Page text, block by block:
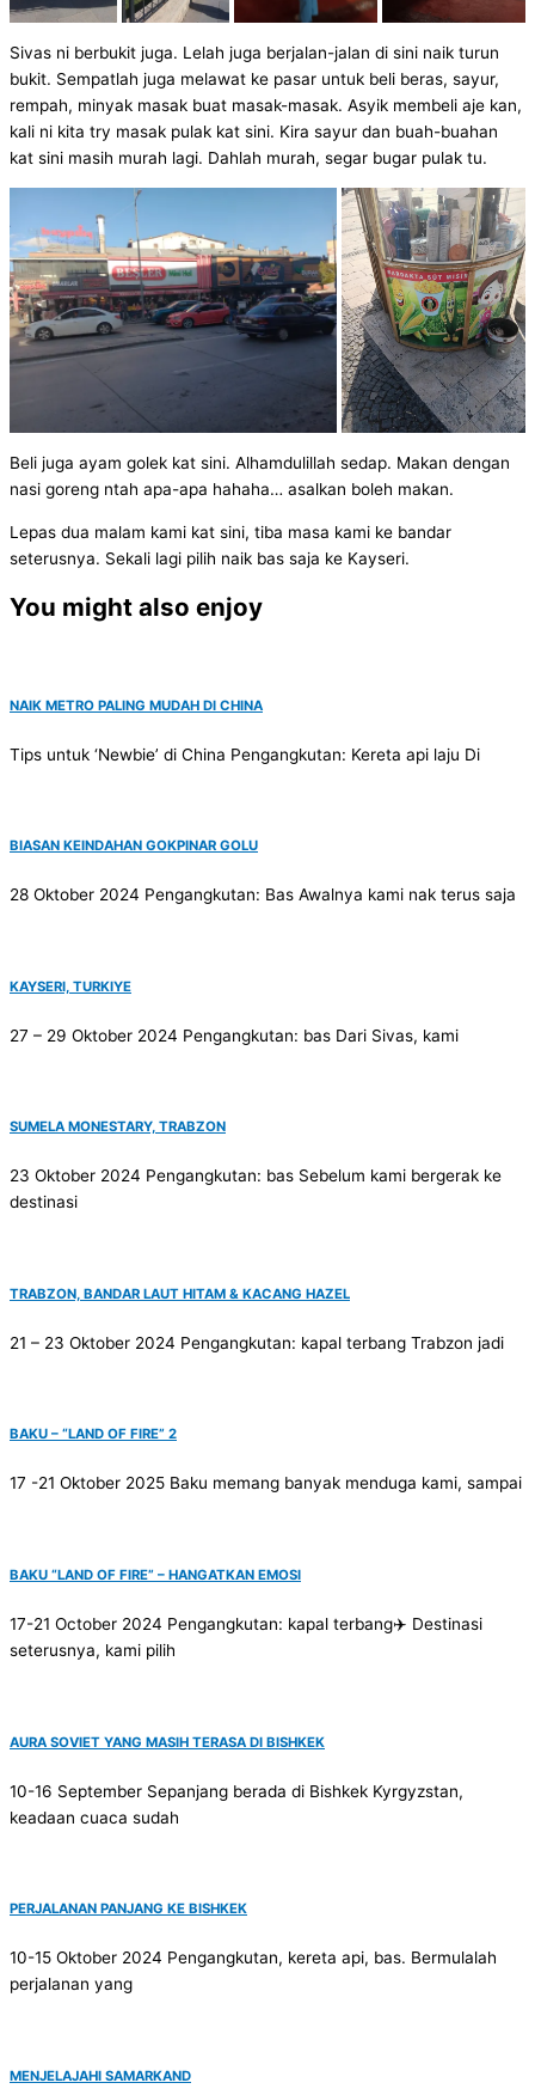
Sivas ni berbukit juga. Lelah juga berjalan-jalan di sini naik turun
bukit. Sempatlah juga melawat ke pasar untuk beli beras, sayur,
rempah, minyak masak buat masak-masak. Asyik membeli aje kan,
kali ni kita try masak pulak kat sini. Kira sayur dan buah-buahan
kat sini masih murah lagi. Dahlah murah, segar bugar pulak tu.
Beli juga ayam golek kat sini. Alhamdulillah sedap. Makan dengan
nasi goreng ntah apa-apa hahaha… asalkan boleh makan.
Lepas dua malam kami kat sini, tiba masa kami ke bandar
seterusnya. Sekali lagi pilih naik bas saja ke Kayseri.
You might also enjoy
NAIK METRO PALING MUDAH DI CHINA
Tips untuk ‘Newbie’ di China Pengangkutan: Kereta api laju Di
BIASAN KEINDAHAN GOKPINAR GOLU
28 Oktober 2024 Pengangkutan: Bas Awalnya kami nak terus saja
KAYSERI, TURKIYE
27 – 29 Oktober 2024 Pengangkutan: bas Dari Sivas, kami
SUMELA MONESTARY, TRABZON
23 Oktober 2024 Pengangkutan: bas Sebelum kami bergerak ke
destinasi
TRABZON, BANDAR LAUT HITAM & KACANG HAZEL
21 – 23 Oktober 2024 Pengangkutan: kapal terbang Trabzon jadi
BAKU – “LAND OF FIRE” 2
17 -21 Oktober 2025 Baku memang banyak menduga kami, sampai
BAKU “LAND OF FIRE” – HANGATKAN EMOSI
17-21 October 2024 Pengangkutan: kapal terbang✈️ Destinasi
seterusnya, kami pilih
AURA SOVIET YANG MASIH TERASA DI BISHKEK
10-16 September Sepanjang berada di Bishkek Kyrgyzstan,
keadaan cuaca sudah
PERJALANAN PANJANG KE BISHKEK
10-15 Oktober 2024 Pengangkutan, kereta api, bas. Bermulalah
perjalanan yang
MENJELAJAHI SAMARKAND